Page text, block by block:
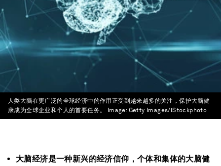
人类大脑在更广泛的全球经济中的作用正受到越来越多的关注，保护大脑健
康成为全球企业和个人的首要任务。
Image: Getty Images/iStockphoto
大脑经济是一种新兴的经济信仰，个体和集体的大脑健